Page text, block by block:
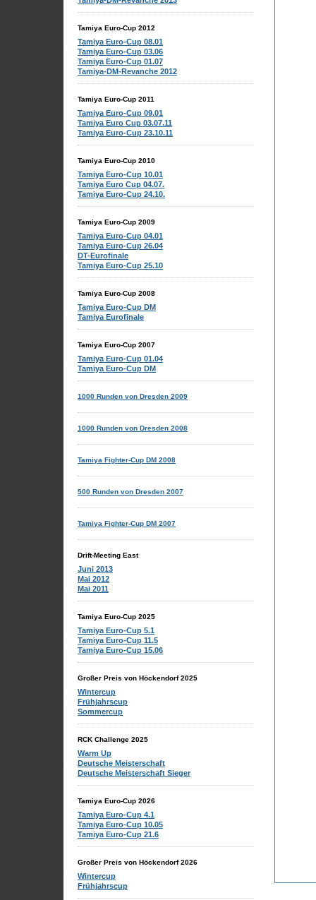
Tamiya Euro-Cup 2012
Tamiya Euro-Cup 08.01
Tamiya Euro-Cup 03.06
Tamiya Euro-Cup 01.07
Tamiya-DM-Revanche 2012
Tamiya Euro-Cup 2011
Tamiya Euro-Cup 09.01
Tamiya Euro Cup 03.07.11
Tamiya Euro-Cup 23.10.11
Tamiya Euro-Cup 2010
Tamiya Euro-Cup 10.01
Tamiya Euro Cup 04.07.
Tamiya Euro-Cup 24.10.
Tamiya Euro-Cup 2009
Tamiya Euro-Cup 04.01
Tamiya Euro-Cup 26.04
DT-Eurofinale
Tamiya Euro-Cup 25.10
Tamiya Euro-Cup 2008
Tamiya Euro-Cup DM
Tamiya Eurofinale
Tamiya Euro-Cup 2007
Tamiya Euro-Cup 01.04
Tamiya Euro-Cup DM
1000 Runden von Dresden 2009
1000 Runden von Dresden 2008
Tamiya Fighter-Cup DM 2008
500 Runden von Dresden 2007
Tamiya Fighter-Cup DM 2007
Drift-Meeting East
Juni 2013
Mai 2012
Mai 2011
Tamiya Euro-Cup 2025
Tamiya Euro-Cup 5.1
Tamiya Euro-Cup 11.5
Tamiya Euro-Cup 15.06
Großer Preis von Höckendorf 2025
Wintercup
Frühjahrscup
Sommercup
RCK Challenge 2025
Warm Up
Deutsche Meisterschaft
Deutsche Meisterschaft Sieger
Tamiya Euro-Cup 2026
Tamiya Euro-Cup 4.1
Tamiya Euro-Cup 10.05
Tamiya Euro-Cup 21.6
Großer Preis von Höckendorf 2026
Wintercup
Frühjahrscup